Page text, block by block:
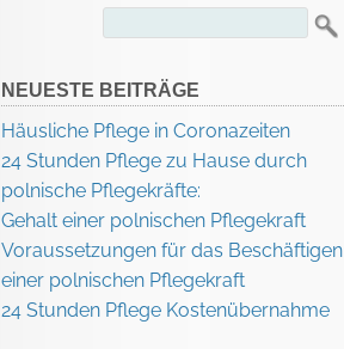
NEUESTE BEITRÄGE
Häusliche Pflege in Coronazeiten
24 Stunden Pflege zu Hause durch
polnische Pflegekräfte:
Gehalt einer polnischen Pflegekraft
Voraussetzungen für das Beschäftigen
einer polnischen Pflegekraft
24 Stunden Pflege Kostenübernahme